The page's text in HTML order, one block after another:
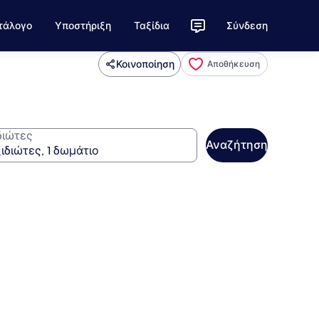
Υποστήριξη Ταξίδια Σύνδεση
Κοινοποίηση Αποθήκευση
Αναζήτηση